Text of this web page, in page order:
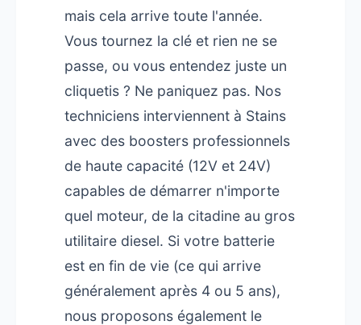
mais cela arrive toute l'année.
Vous tournez la clé et rien ne se
passe, ou vous entendez juste un
cliquetis ? Ne paniquez pas. Nos
techniciens interviennent à Stains
avec des boosters professionnels
de haute capacité (12V et 24V)
capables de démarrer n'importe
quel moteur, de la citadine au gros
utilitaire diesel. Si votre batterie
est en fin de vie (ce qui arrive
généralement après 4 ou 5 ans),
nous proposons également le